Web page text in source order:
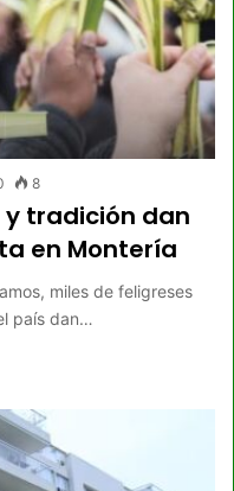
8
y tradición dan
en Montería
miles de feligreses
país dan…